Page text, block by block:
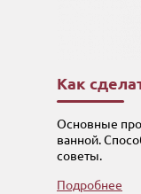
Как
Основные
ванной.
советы.
Подробнее